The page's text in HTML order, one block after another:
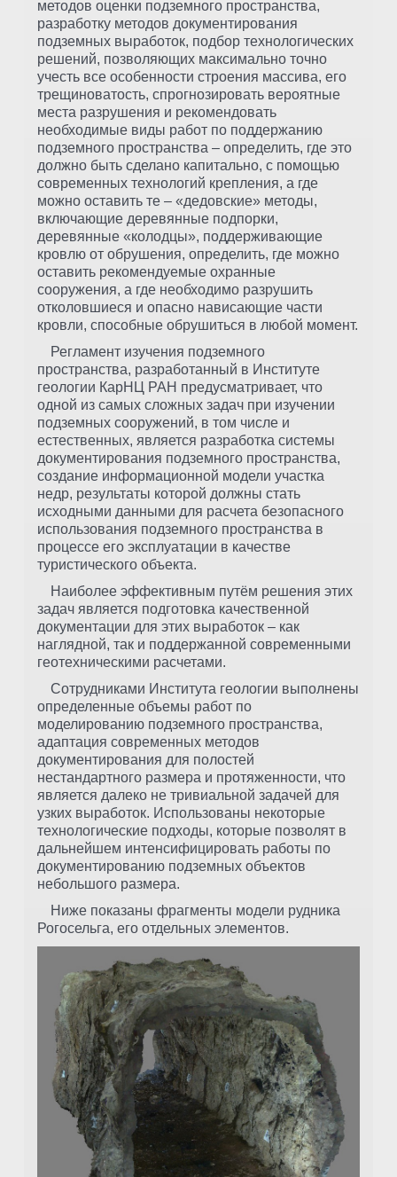
методов оценки подземного пространства,
разработку методов документирования
подземных выработок, подбор технологических
решений, позволяющих максимально точно
учесть все особенности строения массива, его
трещиноватость, спрогнозировать вероятные
места разрушения и рекомендовать
необходимые виды работ по поддержанию
подземного пространства – определить, где это
должно быть сделано капитально, с помощью
современных технологий крепления, а где
можно оставить те – «дедовские» методы,
включающие деревянные подпорки,
деревянные «колодцы», поддерживающие
кровлю от обрушения, определить, где можно
оставить рекомендуемые охранные
сооружения, а где необходимо разрушить
отколовшиеся и опасно нависающие части
кровли, способные обрушиться в любой момент.
Регламент изучения подземного
пространства, разработанный в Институте
геологии КарНЦ РАН предусматривает, что
одной из самых сложных задач при изучении
подземных сооружений, в том числе и
естественных, является разработка системы
документирования подземного пространства,
создание информационной модели участка
недр, результаты которой должны стать
исходными данными для расчета безопасного
использования подземного пространства в
процессе его эксплуатации в качестве
туристического объекта.
Наиболее эффективным путём решения этих
задач является подготовка качественной
документации для этих выработок – как
наглядной, так и поддержанной современными
геотехническими расчетами.
Сотрудниками Института геологии выполнены
определенные объемы работ по
моделированию подземного пространства,
адаптация современных методов
документирования для полостей
нестандартного размера и протяженности, что
является далеко не тривиальной задачей для
узких выработок. Использованы некоторые
технологические подходы, которые позволят в
дальнейшем интенсифицировать работы по
документированию подземных объектов
небольшого размера.
Ниже показаны фрагменты модели рудника
Рогосельга, его отдельных элементов.